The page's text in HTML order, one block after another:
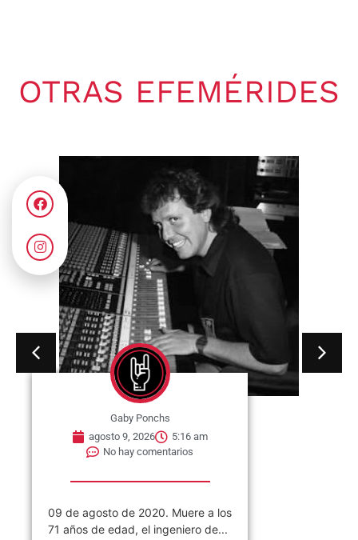
OTRAS EFEMÉRIDES
Gaby Ponchs
agosto 9, 2026
5:16 am
No hay comentarios
09 de agosto de 2020. Muere a los
71 años de edad, el ingeniero de...